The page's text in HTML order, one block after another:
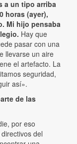
a un tipo arriba
horas (ayer),
Mi hijo pensaba
Hay que
pasar con una
llevarse un aire
el artefacto. La
seguridad,
así».
de las
por eso
del